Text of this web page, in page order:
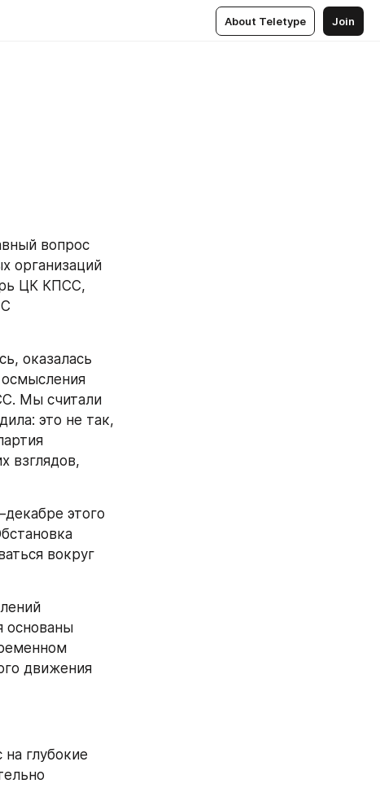
About Teletype Join
вопрос
организаций
ЦК КПСС,
оказалась
осмысления
Мы считали
это не так,
взглядов,
этого
вокруг
основаны
движения
глубокие